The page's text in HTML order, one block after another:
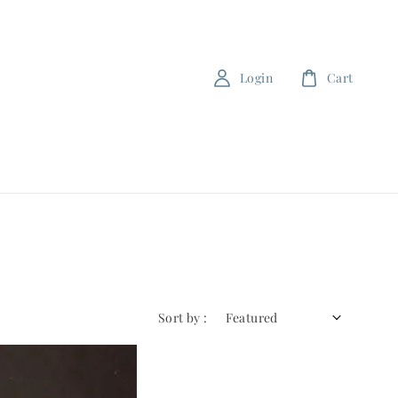
Login Cart
Sort by :